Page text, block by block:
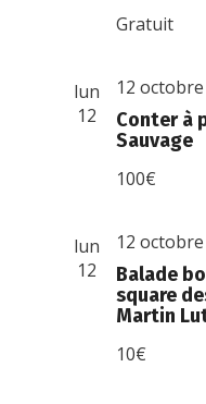
Gratuit
lun
12
Conter à
Sauvage
12
100€
lun
12
Balade
square
Martin
12
10€